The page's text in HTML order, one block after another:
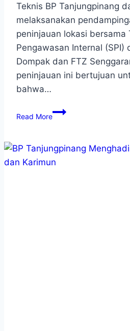
Teknis BP Tanjungpinang
melaksanakan
peninjauan lokasi bersama
Pengawasan Internal (SPI)
Dompak dan FTZ
peninjauan ini bertujuan
bahwa…
Read More